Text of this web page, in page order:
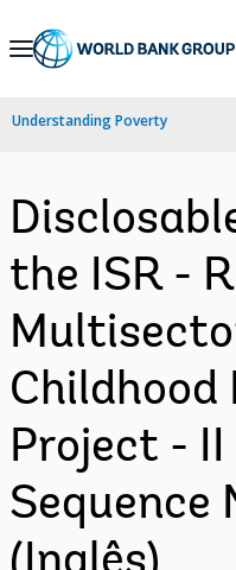
Skip
Navigation
Understanding Poverty
the ISR -
Childhood
Project -
Sequence